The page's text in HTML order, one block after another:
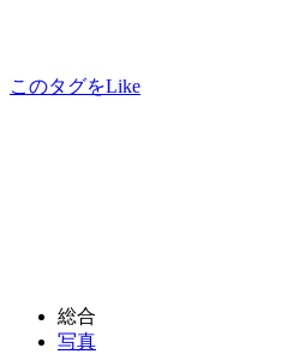
このタグをLike
総合
写真